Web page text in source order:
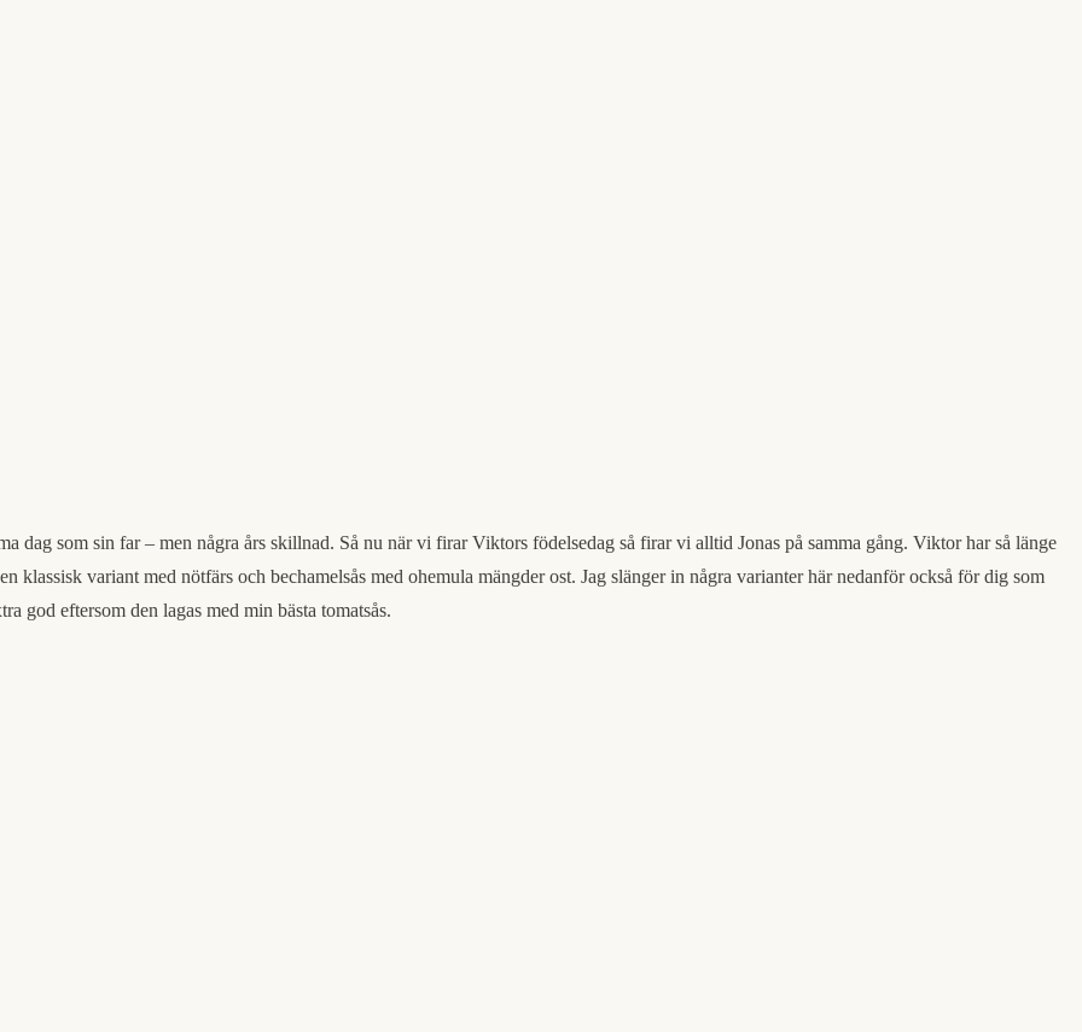
dag som sin far – men några års skillnad. Så nu när vi firar Viktors födelsedag så firar vi alltid Jonas på samma gång. Viktor har så länge
klassisk variant med nötfärs och bechamelsås med ohemula mängder ost. Jag slänger in några varianter här nedanför också för dig som
god eftersom den lagas med min bästa tomatsås.